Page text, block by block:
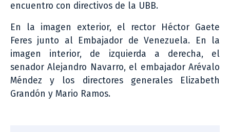
encuentro con directivos de la UBB.
En la imagen exterior, el rector Héctor Gaete
Feres junto al Embajador de Venezuela. En la
imagen interior, de izquierda a derecha, el
senador Alejandro Navarro, el embajador Arévalo
Méndez y los directores generales Elizabeth
Grandón y Mario Ramos.